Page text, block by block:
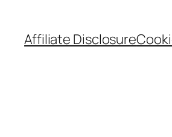
Affiliate Disclosure